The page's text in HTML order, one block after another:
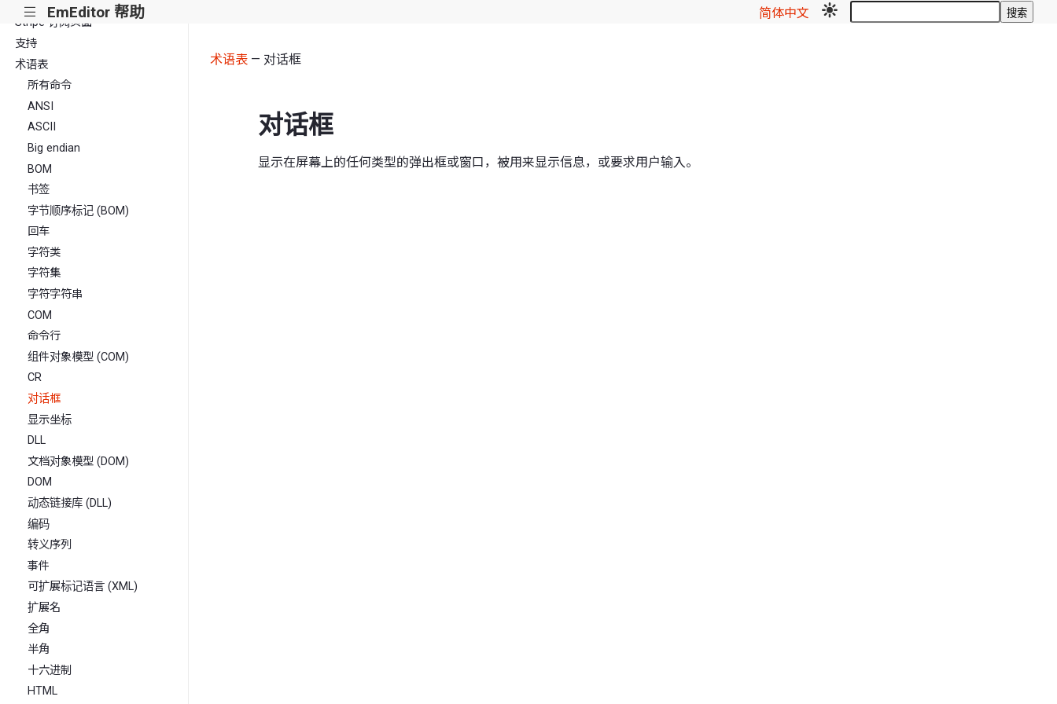
||| EmEditor 帮助 简体中文 搜索
Stripe 订阅页面
支持
术语表
所有命令
ANSI
ASCII
Big endian
BOM
书签
字节顺序标记 (BOM)
回车
字符类
字符集
字符字符串
COM
命令行
组件对象模型 (COM)
CR
对话框
显示坐标
DLL
文档对象模型 (DOM)
DOM
动态链接库 (DLL)
编码
转义序列
事件
可扩展标记语言 (XML)
扩展名
全角
半角
十六进制
HTML
术语表— 对话框
对话框
显示在屏幕上的任何类型的弹出框或窗口，被用来显示信息，或要求用户输入。